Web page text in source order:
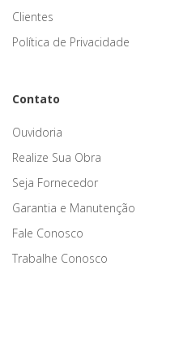
Clientes
Política de Privacidade
Contato
Ouvidoria
Realize Sua Obra
Seja Fornecedor
Garantia e Manutenção
Fale Conosco
Trabalhe Conosco